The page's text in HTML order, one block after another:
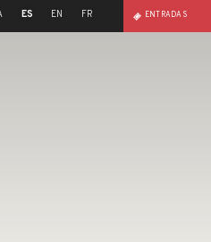
ES EN FR ENTRADAS